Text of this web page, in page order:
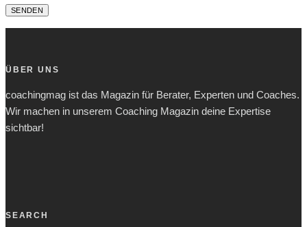
ÜBER UNS
coachingmag ist das Magazin für Berater, Experten und Coaches.
Wir machen in unserem Coaching Magazin deine Expertise
sichtbar!
SEARCH